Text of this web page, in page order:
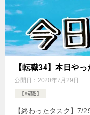
【転職34】本日や
公開日： 2020年7月29日
【転職】
【終わったタスク】